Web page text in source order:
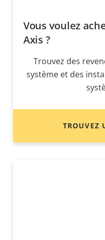
Vous voulez
Axis ?
Trouvez des
système et des
TROUVEZ